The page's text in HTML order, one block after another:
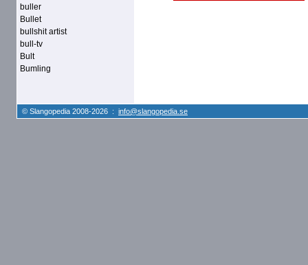
buller
Bullet
bullshit artist
bull-tv
Bult
Bumling
© Slangopedia 2008-2026 : info@slangopedia.se